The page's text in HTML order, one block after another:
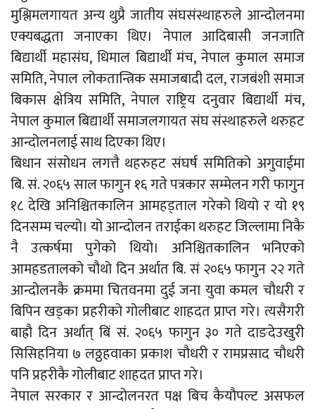
मुश्लिमलगायत अन्य थुप्रै जातीय संघसंस्थाहरुले आन्दोलनमा
एक्यबद्धता जनाएका थिए। नेपाल आदिबासी जनजाति
बिद्यार्थी महासंघ, धिमाल बिद्यार्थी मंच, नेपाल कुमाल समाज
समिति, नेपाल लोकतान्त्रिक समाजबादी दल, राजबंशी समाज
बिकास क्षेत्रिय समिति, नेपाल राष्ट्रिय दनुवार बिद्यार्थी मंच,
नेपाल कुमाल बिद्यार्थी समाजलगायत संघ संस्थाहरुले थरुहट
आन्दोलनलाई साथ दिएका थिए।
बिधान संसोधन लगत्तै थहरुहट संघर्ष समितिको अगुवाईमा
बि. सं. २०६५ साल फागुन १६ गते पत्रकार सम्मेलन गरी फागुन
१८ देखि अनिश्चितकालिन आमहड्ताल गरेको थियो र यो १९
दिनसम्म चल्यो। यो आन्दोलन तराईका थरुहट जिल्लामा निकै
नै उत्कर्षमा पुगेको थियो। अनिश्चितकालिन भनिएको
आमहडतालको चौथो दिन अर्थात बि. सं २०६५ फागुन २२ गते
आन्दोलनकै क्रममा चितवनमा दुई जना युवा कमल चौधरी र
बिपिन खड्का प्रहरीको गोलीबाट शाहदत प्राप्त गरे। त्यसैगरी
बाह्रौ दिन अर्थात् बिं सं. २०६५ फागुन ३० गते दाङदेउखुरी
सिसिहनिया ७ लठ्ठहवाका प्रकाश चौधरी र रामप्रसाद चौधरी
पनि प्रहरीकै गोलीबाट शाहदत प्राप्त गरे।
नेपाल सरकार र आन्दोलनरत पक्ष बिच कैयौपल्ट असफल